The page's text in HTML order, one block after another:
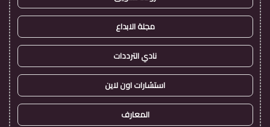
مجلة الابداع
نادي الترددات
استشارات اون لاين
المعارف